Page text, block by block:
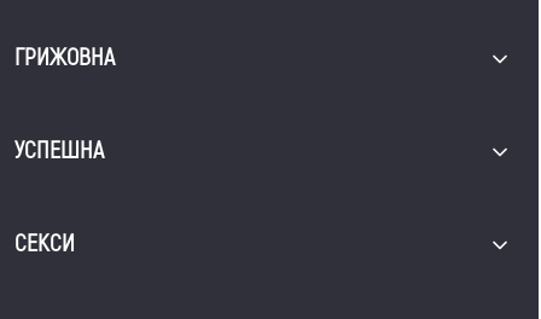
ГРИЖОВНА
УСПЕШНА
СЕКСИ